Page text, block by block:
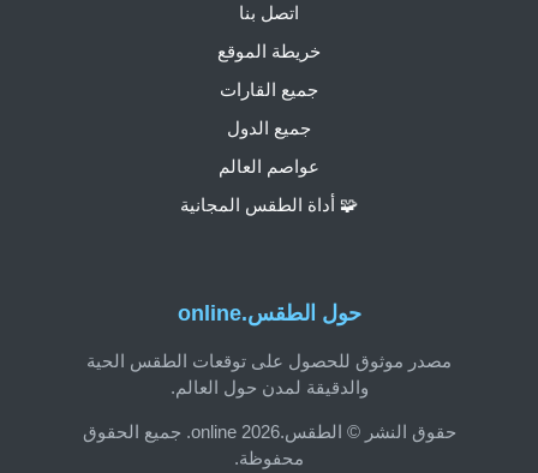
حول الطقس.online
مصدر موثوق للحصول على توقعات الطقس الحية
والدقيقة لمدن حول العالم.
حقوق النشر © الطقس.online 2026. جميع الحقوق
محفوظة.
اتصل بنا
خريطة الموقع
جميع القارات
جميع الدول
عواصم العالم
🧩 أداة الطقس المجانية